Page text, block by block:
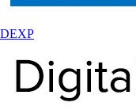
DEXP